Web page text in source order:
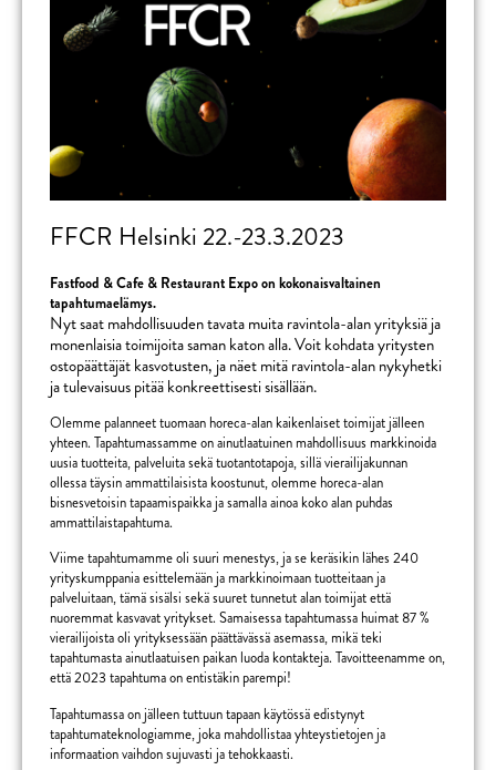
FFCR Helsinki 22.-23.3.2023
Fastfood & Cafe & Restaurant Expo on kokonaisvaltainen
tapahtumaelämys.
Nyt saat mahdollisuuden tavata muita ravintola-alan yrityksiä ja
monenlaisia toimijoita saman katon alla. Voit kohdata yritysten
ostopäättäjät kasvotusten, ja näet mitä ravintola-alan nykyhetki
ja tulevaisuus pitää konkreettisesti sisällään.
Olemme palanneet tuomaan horeca-alan kaikenlaiset toimijat jälleen
yhteen. Tapahtumassamme on ainutlaatuinen mahdollisuus markkinoida
uusia tuotteita, palveluita sekä tuotantotapoja, sillä vierailijakunnan
ollessa täysin ammattilaisista koostunut, olemme horeca-alan
bisnesvetoisin tapaamispaikka ja samalla ainoa koko alan puhdas
ammattilaistapahtuma.
Viime tapahtumamme oli suuri menestys, ja se keräsikin lähes 240
yrityskumppania esittelemään ja markkinoimaan tuotteitaan ja
palveluitaan, tämä sisälsi sekä suuret tunnetut alan toimijat että
nuoremmat kasvavat yritykset. Samaisessa tapahtumassa huimat 87 %
vierailijoista oli yrityksessään päättävässä asemassa, mikä teki
tapahtumasta ainutlaatuisen paikan luoda kontakteja. Tavoitteenamme on,
että 2023 tapahtuma on entistäkin parempi!
Tapahtumassa on jälleen tuttuun tapaan käytössä edistynyt
tapahtumateknologiamme, joka mahdollistaa yhteystietojen ja
informaation vaihdon sujuvasti ja tehokkaasti.